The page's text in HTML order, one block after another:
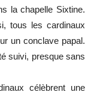
la chapelle Sixtine.
tous les cardinaux
un conclave papal.
suivi, presque sans
célèbrent une